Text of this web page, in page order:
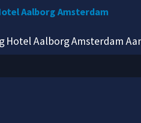
Aalborg Amsterdam
Hotel Aalborg Amsterdam